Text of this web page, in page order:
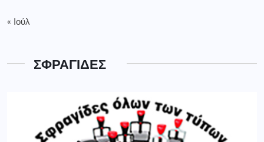
« Ιούλ
ΣΦΡΑΓΙΔΕΣ